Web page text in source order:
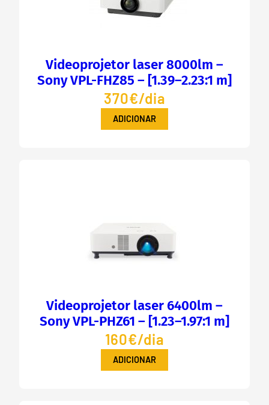
Videoprojetor laser 8000lm –
Sony VPL-FHZ85 – [1.39–2.23:1 m]
370€/dia
ADICIONAR
Videoprojetor laser 6400lm –
Sony VPL-PHZ61 – [1.23–1.97:1 m]
160€/dia
ADICIONAR